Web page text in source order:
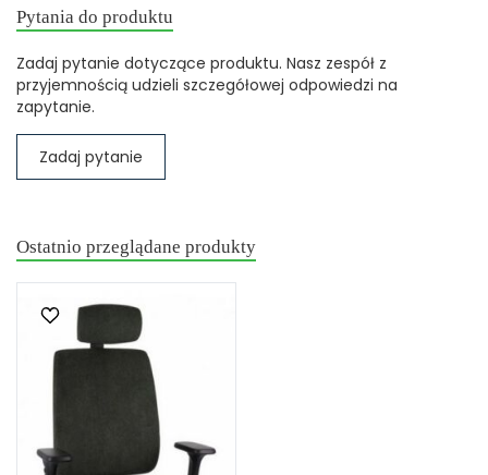
Pytania do produktu
Zadaj pytanie dotyczące produktu. Nasz zespół z
przyjemnością udzieli szczegółowej odpowiedzi na
zapytanie.
Zadaj pytanie
Ostatnio przeglądane produkty